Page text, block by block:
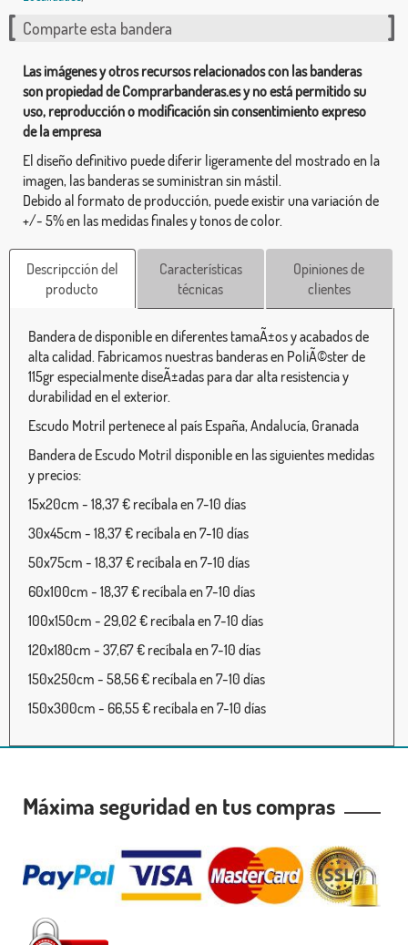
Comparte esta bandera
Las imágenes y otros recursos relacionados con las banderas
son propiedad de Comprarbanderas.es y no está permitido su
uso, reproducción o modificación sin consentimiento expreso
de la empresa
El diseño definitivo puede diferir ligeramente del mostrado en la
imagen, las banderas se suministran sin mástil.
Debido al formato de producción, puede existir una variación de
+/- 5% en las medidas finales y tonos de color.
Descripcción del
producto
Características
técnicas
Opiniones de
clientes
Bandera de disponible en diferentes tamaÃ±os y acabados de
alta calidad. Fabricamos nuestras banderas en PoliÃ©ster de
115gr especialmente diseÃ±adas para dar alta resistencia y
durabilidad en el exterior.
Escudo Motril pertenece al país España, Andalucía, Granada
Bandera de Escudo Motril disponible en las siguientes medidas
y precios:
15x20cm - 18,37 € recíbala en 7-10 días
30x45cm - 18,37 € recíbala en 7-10 días
50x75cm - 18,37 € recíbala en 7-10 días
60x100cm - 18,37 € recíbala en 7-10 días
100x150cm - 29,02 € recíbala en 7-10 días
120x180cm - 37,67 € recíbala en 7-10 días
150x250cm - 58,56 € recíbala en 7-10 días
150x300cm - 66,55 € recíbala en 7-10 días
Máxima seguridad en tus compras